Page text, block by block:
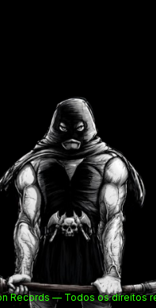
Records — Todos os direitos